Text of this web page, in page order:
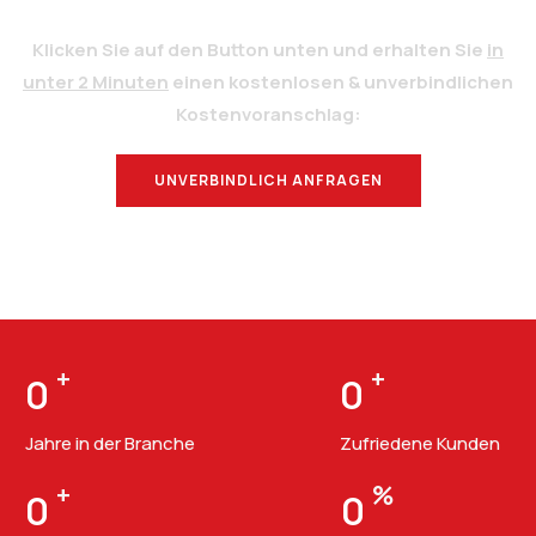
Klicken Sie auf den Button unten und erhalten Sie in
unter 2 Minuten einen kostenlosen & unverbindlichen
Kostenvoranschlag:
UNVERBINDLICH ANFRAGEN
0 +
Jahre in der Branche
0 +
Zufriedene Kunden
0 + 0 %